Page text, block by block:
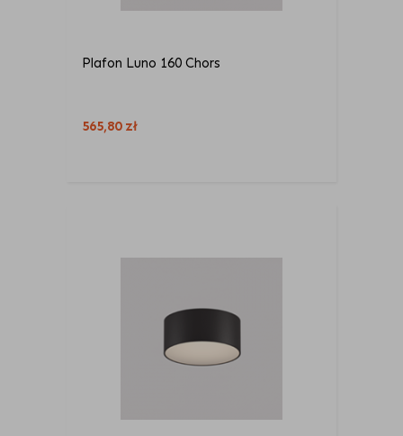
Plafon Luno 160 Chors
565,80 zł